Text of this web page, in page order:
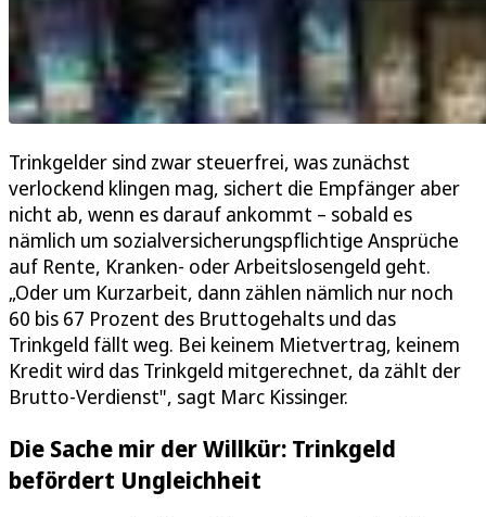
Trinkgelder sind zwar steuerfrei, was zunächst
verlockend klingen mag, sichert die Empfänger aber
nicht ab, wenn es darauf ankommt – sobald es
nämlich um sozialversicherungspflichtige Ansprüche
auf Rente, Kranken- oder Arbeitslosengeld geht.
„Oder um Kurzarbeit, dann zählen nämlich nur noch
60 bis 67 Prozent des Bruttogehalts und das
Trinkgeld fällt weg. Bei keinem Mietvertrag, keinem
Kredit wird das Trinkgeld mitgerechnet, da zählt der
Brutto-Verdienst", sagt Marc Kissinger.
Die Sache mir der Willkür: Trinkgeld
befördert Ungleichheit